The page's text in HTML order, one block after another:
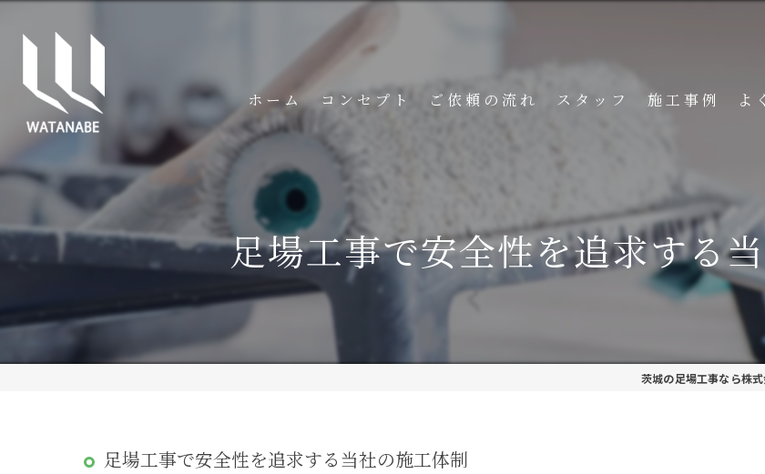
ホーム コンセプト ご依頼の流れ スタッフ 施工事例 よ
足場工事で安全性を追求する
茨城の足場工事なら株
足場工事で安全性を追求する当社の施工体制